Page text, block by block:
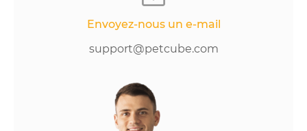
Envoyez-nous un e-mail
support@petcube.com